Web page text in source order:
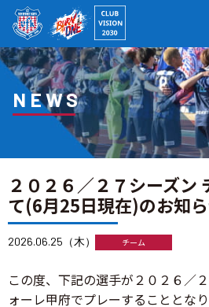
NEWS
２０２６／２７シーズン
て(6月25日現在)のお知
2026.06.25（木） チーム
この度、下記の選手が２０２６／
ォーレ甲府でプレーすることとな